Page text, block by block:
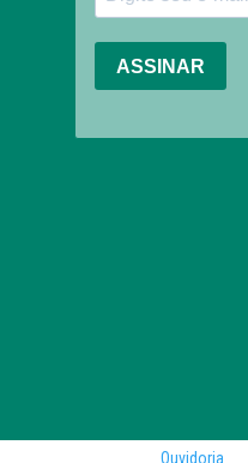
Ouvidoria